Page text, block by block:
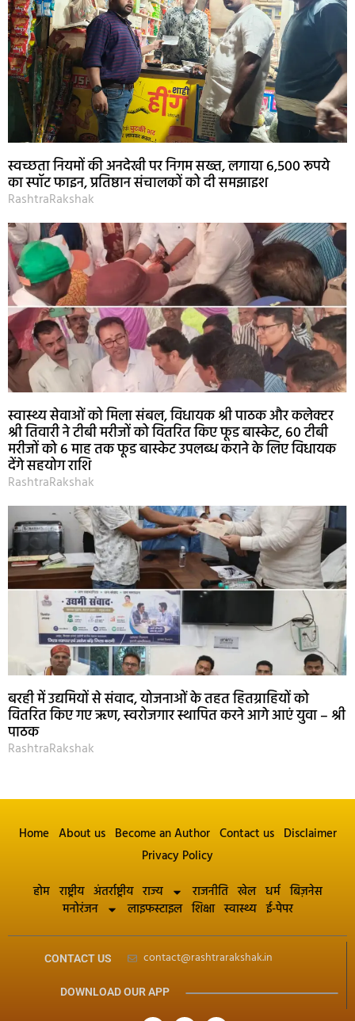
स्वच्छता नियमों की अनदेखी पर निगम सख्त, लगाया 6,500 रूपये
का स्पॉट फाइन, प्रतिष्ठान संचालकों को दी समझाइश
RashtraRakshak
स्वास्थ्य सेवाओं को मिला संबल, विधायक श्री पाठक और कलेक्टर
श्री तिवारी ने टीबी मरीजों को वितरित किए फूड बास्केट, 60 टीबी
मरीजों को 6 माह तक फूड बास्केट उपलब्ध कराने के लिए विधायक
देंगे सहयोग राशि
RashtraRakshak
बरही में उद्यमियों से संवाद, योजनाओं के तहत हितग्राहियों को
वितरित किए गए ऋण, स्वरोजगार स्थापित करने आगे आएं युवा – श्री
पाठक
RashtraRakshak
Home About us Become an Author Contact us Disclaimer
Privacy Policy
होम राष्ट्रीय अंतर्राष्ट्रीय राज्य राजनीति खेल धर्म बिज़नेस
मनोरंजन
लाइफस्टाइल शिक्षा स्वास्थ्य ई-पेपर
CONTACT US contact@rashtrarakshak.in
DOWNLOAD OUR APP